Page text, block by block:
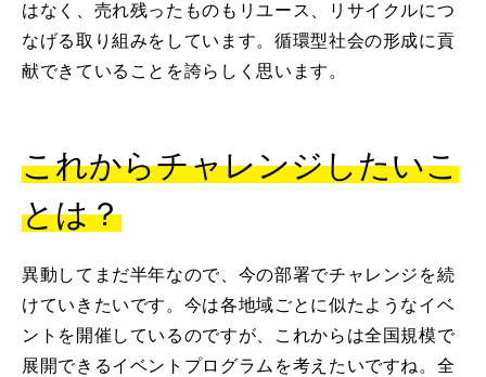
はなく、売れ残ったものもリユース、リサイクルにつ
なげる取り組みをしています。循環型社会の形成に貢
献できていることを誇らしく思います。
これからチャレンジしたいこ
とは？
異動してまだ半年なので、今の部署でチャレンジを続
けていきたいです。今は各地域ごとに似たようなイベ
ントを開催しているのですが、これからは全国規模で
展開できるイベントプログラムを考えたいですね。全